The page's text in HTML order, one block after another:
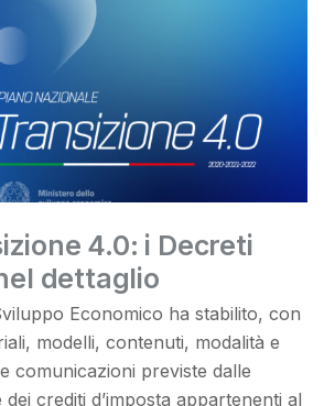
4.0: i Decreti
dettaglio
Economico ha stabilito, con
modelli, contenuti, modalità e
comunicazioni previste dalle
crediti d’imposta appartenenti al